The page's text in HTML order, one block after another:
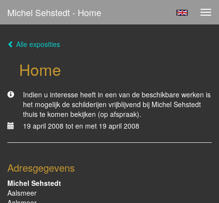
Michel Sehstedt - Home
Alle exposities
Home
Indien u interesse heeft in een van de beschikbare werken is
het mogelijk de schilderijen vrijblijvend bij Michel Sehstedt
thuis te komen bekijken (op afspraak).
19 april 2008 tot en met 19 april 2008
Adresgegevens
Michel Sehstedt
Aalsmeer